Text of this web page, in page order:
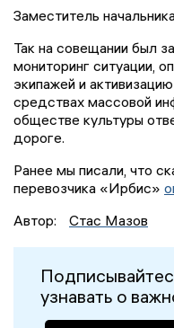
Заместитель
Так на совещании был
мониторинг ситуации,
экипажей и
средствах массовой
обществе культуры
дороге.
Ранее мы писали, что
перевозчика «Ирбис»
Автор:
Стас Мазов
узнавать о